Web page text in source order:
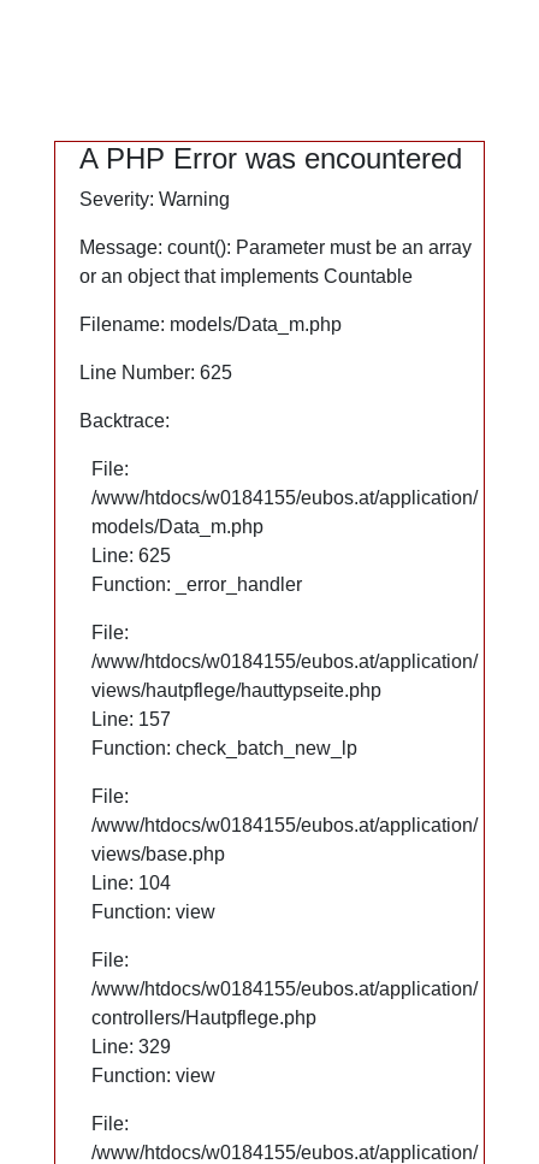
Mikroplastik
A PHP Error was encountered
Severity: Warning
Message: count(): Parameter must be an array
or an object that implements Countable
Filename: models/Data_m.php
Line Number: 625
Backtrace:
File:
/www/htdocs/w0184155/eubos.at/application/
models/Data_m.php
Line: 625
Function: _error_handler
File:
/www/htdocs/w0184155/eubos.at/application/
views/hautpflege/hauttypseite.php
Line: 66
Function: check_batch_new_lp
File:
/www/htdocs/w0184155/eubos.at/application/
views/base.php
Line: 104
Function: view
File:
/www/htdocs/w0184155/eubos.at/application/
controllers/Hautpflege.php
Line: 329
Function: view
File:
/www/htdocs/w0184155/eubos.at/application/
A PHP Error was encountered
Severity: Warning
Message: count(): Parameter must be an array
or an object that implements Countable
Filename: models/Data_m.php
Line Number: 625
Backtrace:
File:
/www/htdocs/w0184155/eubos.at/application/
models/Data_m.php
Line: 625
Function: _error_handler
File:
/www/htdocs/w0184155/eubos.at/application/
views/hautpflege/hauttypseite.php
Line: 157
Function: check_batch_new_lp
File:
/www/htdocs/w0184155/eubos.at/application/
views/base.php
Line: 104
Function: view
File:
/www/htdocs/w0184155/eubos.at/application/
controllers/Hautpflege.php
Line: 329
Function: view
File:
/www/htdocs/w0184155/eubos.at/application/